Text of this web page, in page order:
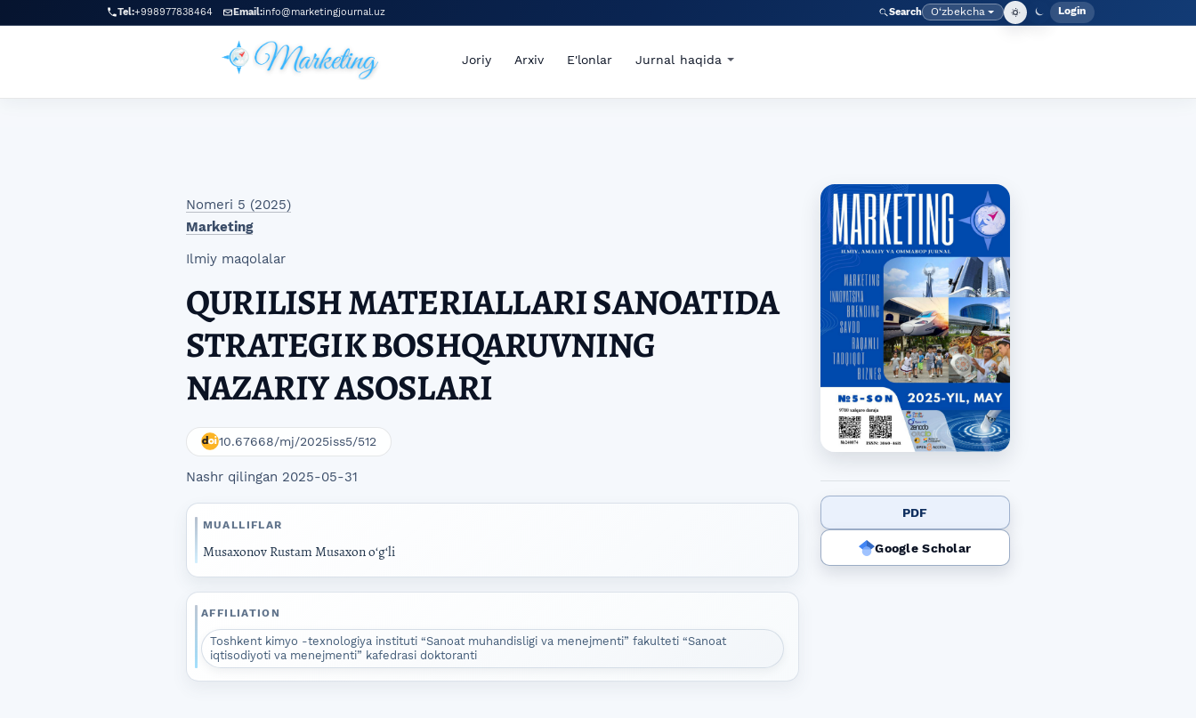
Skip to main navigation menu
Skip to main content
Skip to site footer
Tel:+998977838464 Email:info@marketingjournal.uz Search Language
O‘zbekcha Admin
Login
Joriy Arxiv E'lonlar Jurnal haqida
Nomeri 5 (2025)
Marketing
Ilmiy maqolalar
QURILISH MATERIALLARI SANOATIDA
STRATEGIK BOSHQARUVNING
NAZARIY ASOSLARI
10.67668/mj/2025iss5/512
Nashr qilingan 2025-05-31
MUALLIFLAR
Musaxonov Rustam Musaxon oʻgʻli
AFFILIATION
Toshkent kimyo -texnologiya instituti “Sanoat muhandisligi va menejmenti” fakulteti “Sanoat
iqtisodiyoti va menejmenti” kafedrasi doktoranti
PDF
Google Scholar